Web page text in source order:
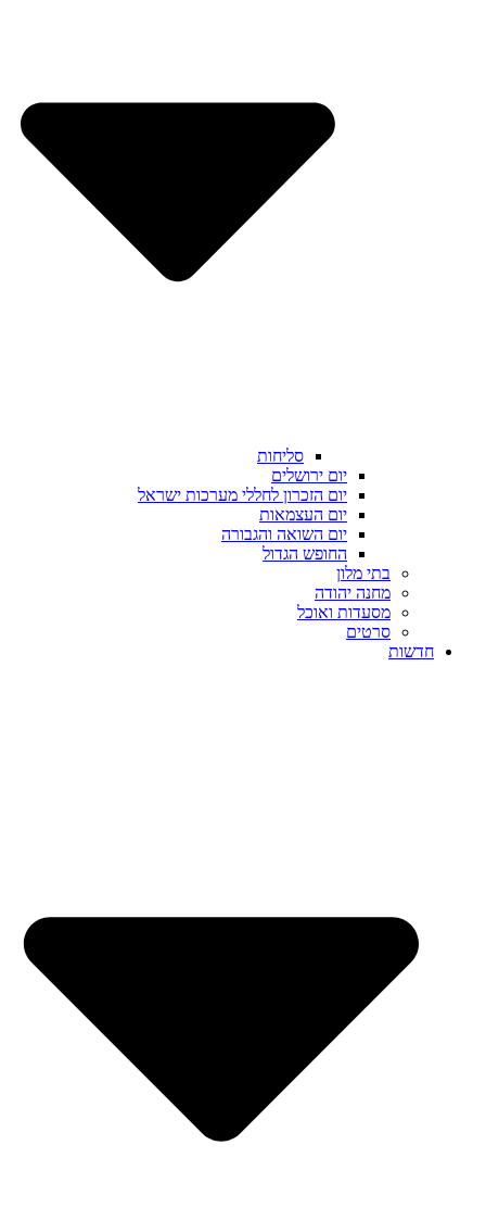
סליחות
יום ירושלים
יום הזכרון לחללי מערכות ישראל
יום העצמאות
יום השואה והגבורה
החופש הגדול
בתי מלון
מחנה יהודה
מסעדות ואוכל
סרטים
חדשות